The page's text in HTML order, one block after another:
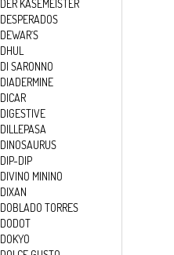
DER KASEMEISTER
DESPERADOS
DEWAR´S
DHUL
DI SARONNO
DIADERMINE
DICAR
DIGESTIVE
DILLEPASA
DINOSAURUS
DIP-DIP
DIVINO MININO
DIXAN
DOBLADO TORRES
DODOT
DOKYO